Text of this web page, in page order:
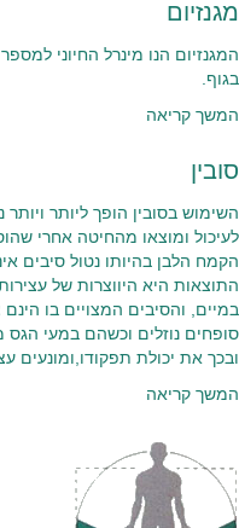
מגנזיום
המגנזיום הנו מינרל החיוני
בגוף.
המשך קריאה
סובין
השימוש בסובין הופך ליותר
לעיכול ומוצאו מהחיטה אחרי
הקמח הלבן בהיותו נטול סיבים
התוצאות היא היווצרות של
במיים, והסיבים המצויים בו הינם
סופחים נוזלים וכשהם במעי
ובכך את יכולת תפקודו,ומונעים
המשך קריאה